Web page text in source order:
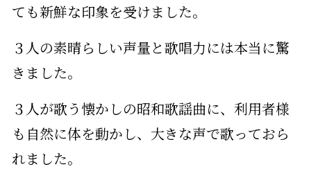
ても新鮮な印象を受けました。
３人の素晴らしい声量と歌唱力には本当に驚
きました。
３人が歌う懐かしの昭和歌謡曲に、利用者様
も自然に体を動かし、大きな声で歌っておら
れました。